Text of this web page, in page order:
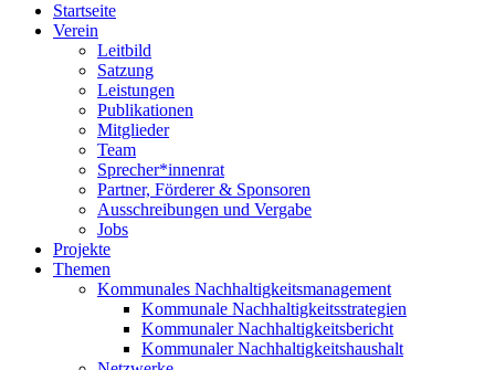
Startseite
Verein
Leitbild
Satzung
Leistungen
Publikationen
Mitglieder
Team
Sprecher*innenrat
Partner, Förderer & Sponsoren
Ausschreibungen und Vergabe
Jobs
Projekte
Themen
Kommunales Nachhaltigkeitsmanagement
Kommunale Nachhaltigkeitsstrategien
Kommunaler Nachhaltigkeitsbericht
Kommunaler Nachhaltigkeitshaushalt